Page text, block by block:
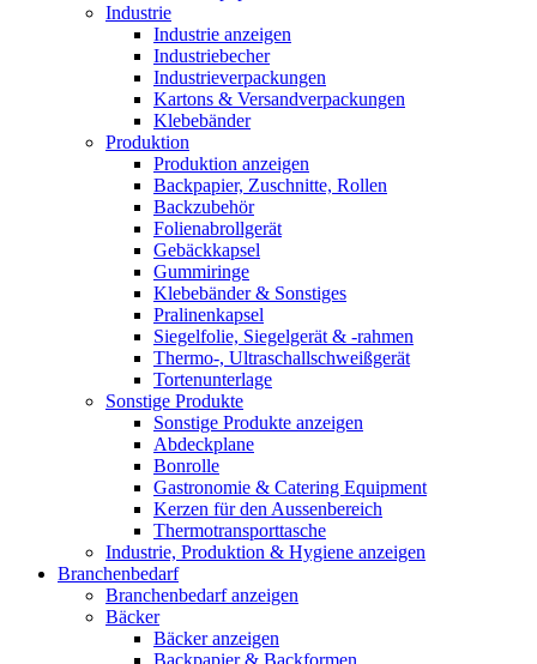
Industrie
Industrie anzeigen
Industriebecher
Industrieverpackungen
Kartons & Versandverpackungen
Klebebänder
Produktion
Produktion anzeigen
Backpapier, Zuschnitte, Rollen
Backzubehör
Folienabrollgerät
Gebäckkapsel
Gummiringe
Klebebänder & Sonstiges
Pralinenkapsel
Siegelfolie, Siegelgerät & -rahmen
Thermo-, Ultraschallschweißgerät
Tortenunterlage
Sonstige Produkte
Sonstige Produkte anzeigen
Abdeckplane
Bonrolle
Gastronomie & Catering Equipment
Kerzen für den Aussenbereich
Thermotransporttasche
Industrie, Produktion & Hygiene anzeigen
Branchenbedarf
Branchenbedarf anzeigen
Bäcker
Bäcker anzeigen
Backpapier & Backformen